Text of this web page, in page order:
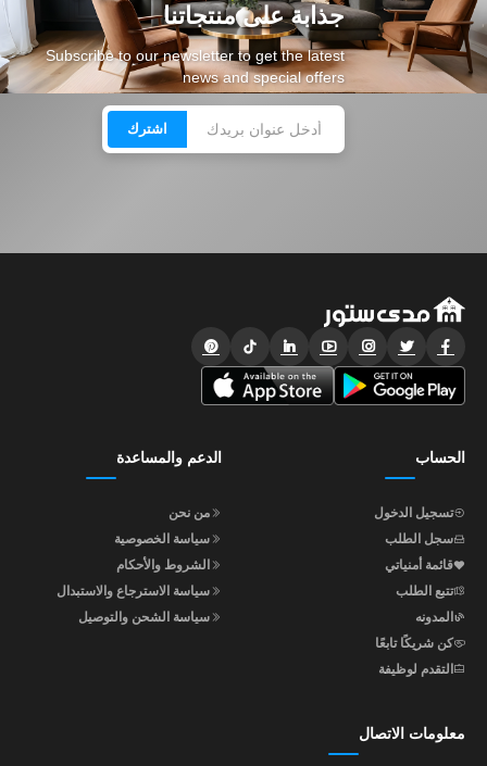
جذابة على منتجاتنا
Subscribe to our newsletter to get the latest
news and special offers
اشترك
الحساب
تسجيل الدخول
سجل الطلب
قائمة أمنياتي
تتبع الطلب
المدونه
كن شريكًا تابعًا
التقدم لوظيفة
الدعم والمساعدة
من نحن
سياسة الخصوصية
الشروط والأحكام
سياسة الاسترجاع والاستبدال
سياسة الشحن والتوصيل
معلومات الاتصال